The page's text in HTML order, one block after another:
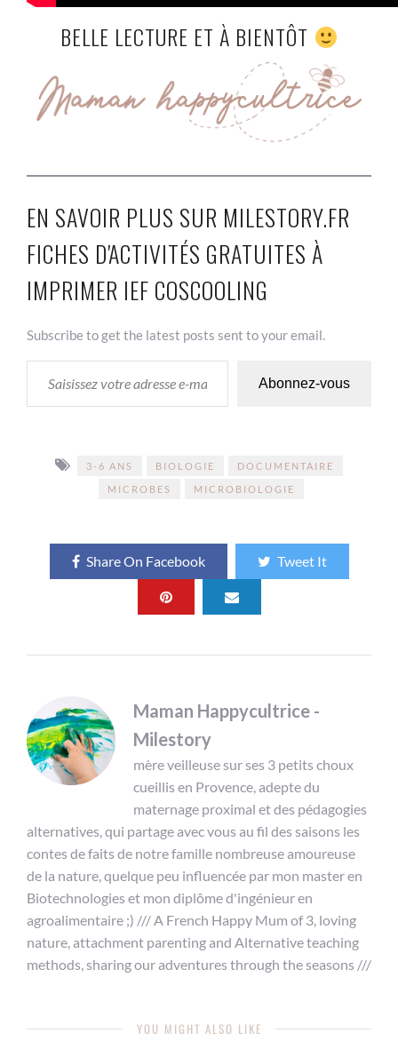
BELLE LECTURE ET À BIENTÔT
EN SAVOIR PLUS SUR MILESTORY.FR
FICHES D'ACTIVITÉS GRATUITES À
IMPRIMER IEF COSCOOLING
Subscribe to get the latest posts sent to your email.
SAISISSEZ VOTRE ADRESSE E-MAIL…
Abonnez-vous
3-6 ANS BIOLOGIE
DOCUMENTAIRE
MICROBES
MICROBIOLOGIE
Share On Facebook Tweet It
Maman Happycultrice -
Milestory
mère veilleuse sur ses 3 petits choux
cueillis en Provence, adepte du
maternage proximal et des pédagogies
alternatives, qui partage avec vous au fil des saisons les
contes de faits de notre famille nombreuse amoureuse
de la nature, quelque peu influencée par mon master en
Biotechnologies et mon diplôme d'ingénieur en
agroalimentaire ;) /// A French Happy Mum of 3, loving
nature, attachment parenting and Alternative teaching
methods, sharing our adventures through the seasons ///
YOU MIGHT ALSO LIKE